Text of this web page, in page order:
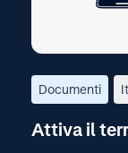
Documenti
Attiva il